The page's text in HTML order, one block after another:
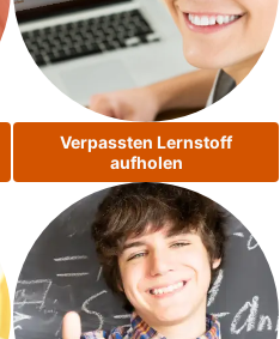
Verpassten Lernstoff
aufholen